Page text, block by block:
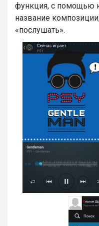
функция, с помощью
название
«послушать».